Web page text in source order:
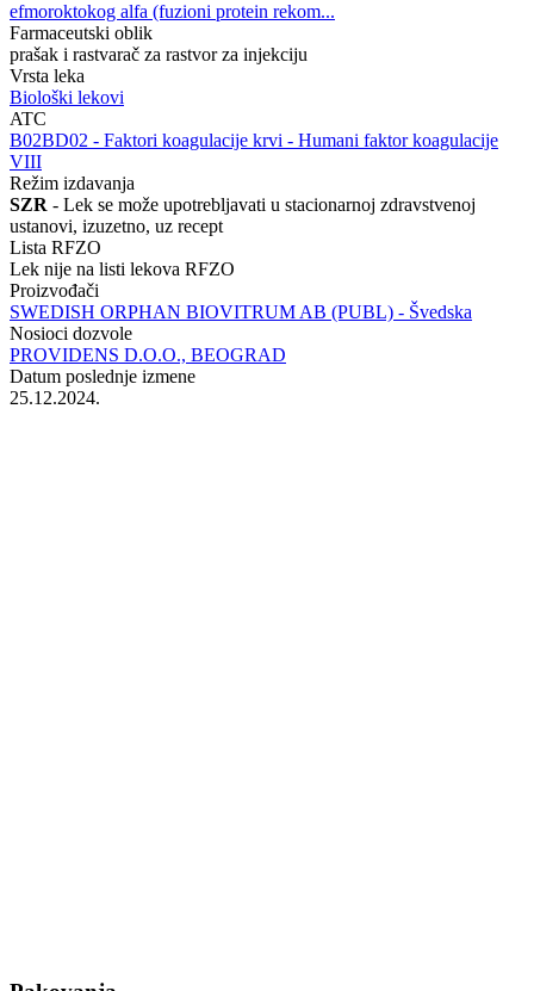
efmoroktokog alfa (fuzioni protein rekom...
Farmaceutski oblik
prašak i rastvarač za rastvor za injekciju
Vrsta leka
Biološki lekovi
ATC
‍B02BD02 - Faktori koagulacije krvi - Humani faktor koagulacije
VIII
Režim izdavanja
SZR - Lek se može upotrebljavati u stacionarnoj zdravstvenoj
ustanovi, izuzetno, uz recept
Lista RFZO
Lek nije na listi lekova RFZO
Proizvođači
SWEDISH ORPHAN BIOVITRUM AB (PUBL) - Švedska
Nosioci dozvole
PROVIDENS D.O.O., BEOGRAD
Datum poslednje izmene
25.12.2024.